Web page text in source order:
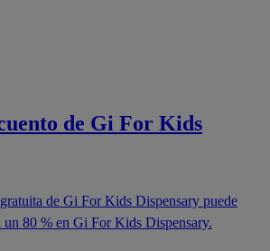
de Gi For Kids
de Gi For Kids Dispensary puede
un 80 % en Gi For Kids Dispensary.